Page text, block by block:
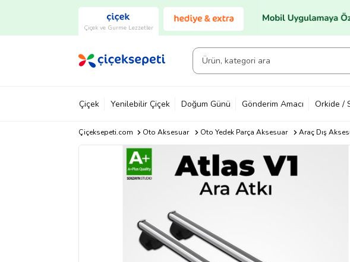
Çiçek ve Gurme Lezzetler
Çiçek Yenilebilir Çiçek Doğum Günü Gönderim Amacı Orkide /
Çiçeksepeti.com Oto Aksesuar Oto Yedek Parça Aksesuar Araç Dış